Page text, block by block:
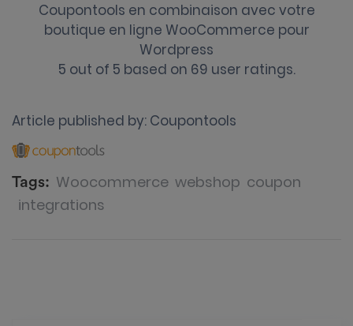
Coupontools en combinaison avec votre
boutique en ligne WooCommerce pour
Wordpress
5 out of 5 based on 69 user ratings.
Article published by: Coupontools
Tags: Woocommerce webshop coupon
integrations